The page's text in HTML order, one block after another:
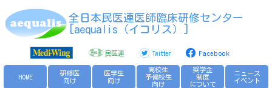
to
全日本民医連医師臨床研修センター
[aequalis（イコリス）]
民医連 Twitter Facebook
HOME
研修医
向け
医学生
向け
高校生
予備校生
向け
奨学金
制度
について
ニュース
イベント